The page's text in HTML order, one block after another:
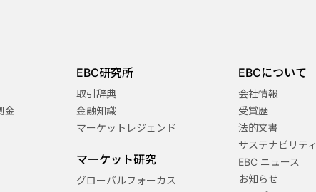
金
EBC研究所
取引辞典
金融知識
マーケットレジェンド
マーケット研究
グローバルフォーカス
EBCについて
会社情報
受賞歴
法的文書
サステナビリティ
EBC ニュース
お知らせ